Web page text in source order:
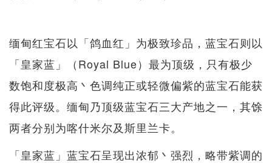
缅甸红宝石以「鸽血红」为极致珍品，蓝宝石则以
「皇家蓝」（Royal Blue）最为顶级，只有极少
数饱和度极高丶色调纯正或轻微偏紫的蓝宝石能获
得此评级。缅甸乃顶级蓝宝石三大产地之一，其馀
两者分别为喀什米尔及斯里兰卡。
「皇家蓝」蓝宝石呈现出浓郁丶强烈，略带紫调的